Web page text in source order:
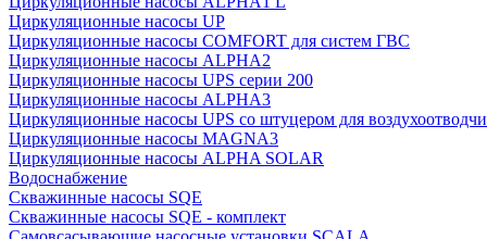
Циркуляционные насосы UP
Циркуляционные насосы COMFORT для систем ГВС
Циркуляционные насосы ALPHA2
Циркуляционные насосы UPS серии 200
Циркуляционные насосы ALPHA3
Циркуляционные насосы UPS со штуцером для
Циркуляционные насосы MAGNA3
Циркуляционные насосы ALPHA SOLAR
Водоснабжение
Скважинные насосы SQE
Скважинные насосы SQE - комплект